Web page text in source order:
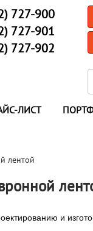
727-900
727-901
727-902
ЛИСТ
лентой
и